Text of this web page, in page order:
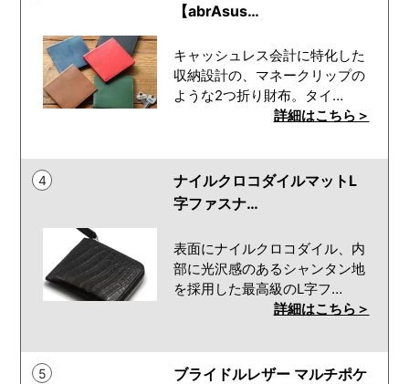
【abrAsus…
キャッシュレス会計に特化した
収納設計の、マネークリップの
ような2つ折り財布。タイ…
詳細はこちら＞
4
ナイルクロコダイルマットL
字ファスナ…
表面にナイルクロコダイル、内
部に光沢感のあるシャンタン地
を採用した最高級のL字フ…
詳細はこちら＞
5
ブライドルレザー マルチポケ